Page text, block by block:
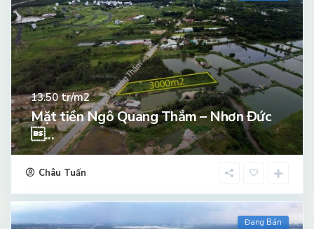
13.50tr/m2
Mặt tiền Ngô Quang Thắm – Nhơn Đức
...
Châu Tuấn
Đang Bán